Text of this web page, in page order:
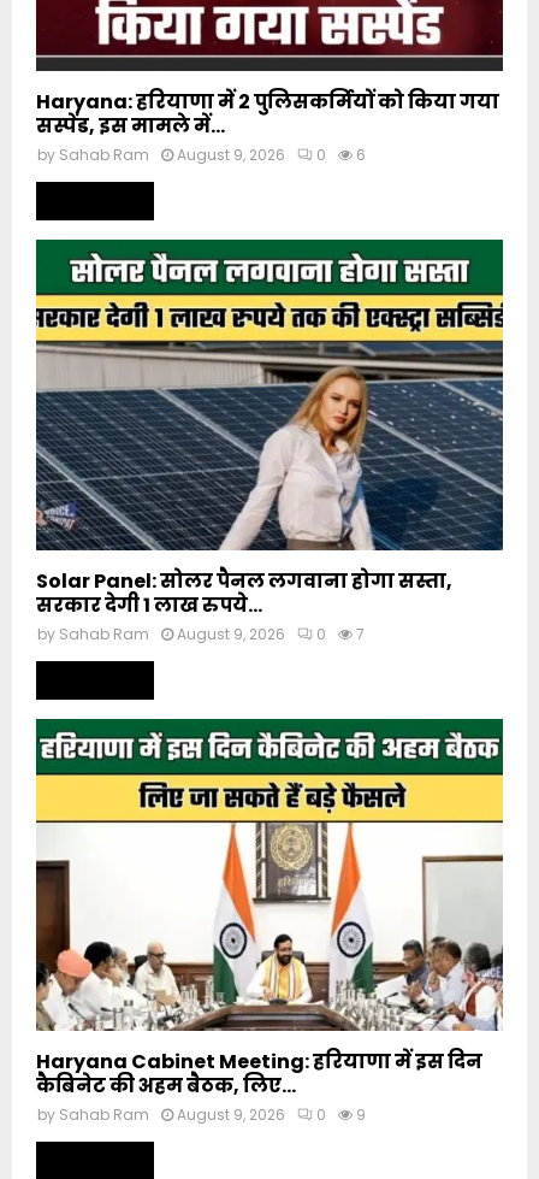
Haryana: हरियाणा में 2 पुलिसकर्मियों को किया गया
सस्पेंड, इस मामले में...
by Sahab Ram August 9, 2026 0 6
Solar Panel: सोलर पैनल लगवाना होगा सस्ता,
सरकार देगी 1 लाख रुपये...
by Sahab Ram August 9, 2026 0 7
Haryana Cabinet Meeting: हरियाणा में इस दिन
कैबिनेट की अहम बैठक, लिए...
by Sahab Ram August 9, 2026 0 9